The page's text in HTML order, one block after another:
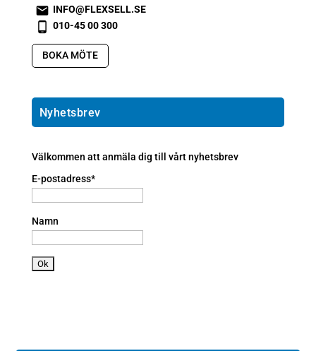
s
m
t2
o
e
ic
o
s
m
t1
e
ai
ic
n
INFO@FLEXSELL.SE
s
m
t2
h
o
n
a
dr
oi
ic
o
n
010-45 00 300
BOKA MÖTE
Nyhetsbrev
Välkommen att anmäla dig till vårt nyhetsbrev
E-postadress*
Namn